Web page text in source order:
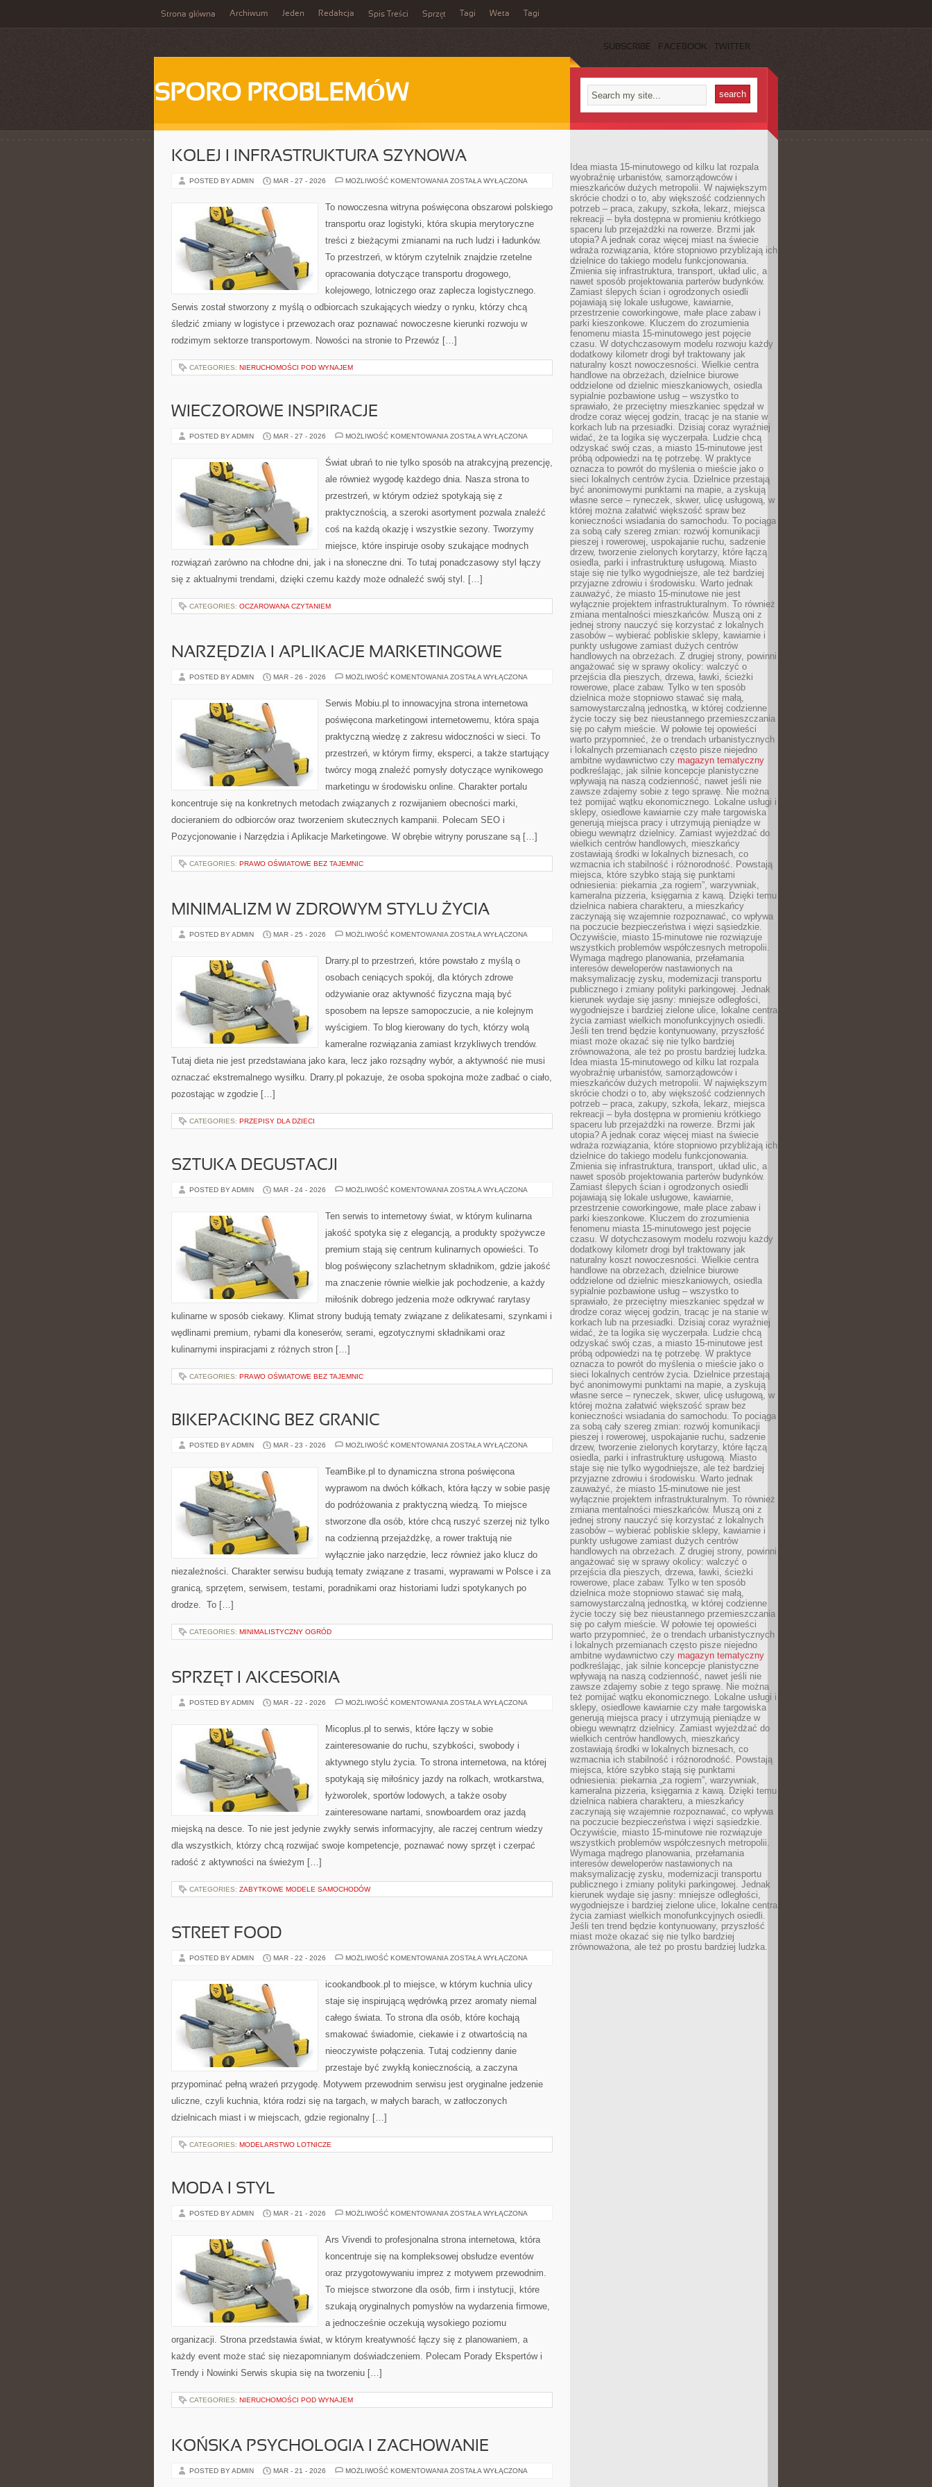
Strona główna Archiwum Jeden Redakcja Spis Treści Sprzęt Tagi Weta Tagi
SUBSCRIBE FACEBOOK TWITTER
SPORO PROBLEMÓW
KOLEJ I INFRASTRUKTURA SZYNOWA
POSTED BY ADMIN MAR - 27 - 2026 MOŻLIWOŚĆ KOMENTOWANIA KOLEJ
SZYNOWA
ZOSTAŁA WYŁĄCZONA
To nowoczesna witryna poświęcona obszarowi polskiego
transportu oraz logistyki, która skupia merytoryczne
treści z bieżącymi zmianami na ruch ludzi i ładunków.
To przestrzeń, w którym czytelnik znajdzie rzetelne
opracowania dotyczące transportu drogowego,
kolejowego, lotniczego oraz zaplecza logistycznego.
Serwis został stworzony z myślą o odbiorcach szukających wiedzy o rynku, którzy chcą
śledzić zmiany w logistyce i przewozach oraz poznawać nowoczesne kierunki rozwoju w
rodzimym sektorze transportowym. Nowości na stronie to Przewóz […]
CATEGORIES: NIERUCHOMOŚCI POD WYNAJEM
WIECZOROWE INSPIRACJE
POSTED BY ADMIN MAR - 27 - 2026 MOŻLIWOŚĆ KOMENTOWANIA WIECZOROWE
ZOSTAŁA WYŁĄCZONA
Świat ubrań to nie tylko sposób na atrakcyjną prezencję,
ale również wygodę każdego dnia. Nasza strona to
przestrzeń, w którym odzież spotykają się z
praktycznością, a szeroki asortyment pozwala znaleźć
coś na każdą okazję i wszystkie sezony. Tworzymy
miejsce, które inspiruje osoby szukające modnych
rozwiązań zarówno na chłodne dni, jak i na słoneczne dni. To tutaj ponadczasowy styl łączy
się z aktualnymi trendami, dzięki czemu każdy może odnaleźć swój styl. […]
CATEGORIES: OCZAROWANA CZYTANIEM
NARZĘDZIA I APLIKACJE MARKETINGOWE
POSTED BY ADMIN MAR - 26 - 2026 MOŻLIWOŚĆ KOMENTOWANIA NARZĘDZIA
MARKETINGOWE
ZOSTAŁA WYŁĄCZONA
Serwis Mobiu.pl to innowacyjna strona internetowa
poświęcona marketingowi internetowemu, która spaja
praktyczną wiedzę z zakresu widoczności w sieci. To
przestrzeń, w którym firmy, eksperci, a także startujący
twórcy mogą znaleźć pomysły dotyczące wynikowego
marketingu w środowisku online. Charakter portalu
koncentruje się na konkretnych metodach związanych z rozwijaniem obecności marki,
docieraniem do odbiorców oraz tworzeniem skutecznych kampanii. Polecam SEO i
Pozycjonowanie i Narzędzia i Aplikacje Marketingowe. W obrębie witryny poruszane są […]
CATEGORIES: PRAWO OŚWIATOWE BEZ TAJEMNIC
MINIMALIZM W ZDROWYM STYLU ŻYCIA
POSTED BY ADMIN MAR - 25 - 2026 MOŻLIWOŚĆ KOMENTOWANIA MINIMALIZM
STYLU
ŻYCIA
ZOSTAŁA WYŁĄCZONA
Drarry.pl to przestrzeń, które powstało z myślą o
osobach ceniących spokój, dla których zdrowe
odżywianie oraz aktywność fizyczna mają być
sposobem na lepsze samopoczucie, a nie kolejnym
wyścigiem. To blog kierowany do tych, którzy wolą
kameralne rozwiązania zamiast krzykliwych trendów.
Tutaj dieta nie jest przedstawiana jako kara, lecz jako rozsądny wybór, a aktywność nie musi
oznaczać ekstremalnego wysiłku. Drarry.pl pokazuje, że osoba spokojna może zadbać o ciało,
pozostając w zgodzie […]
CATEGORIES: PRZEPISY DLA DZIECI
SZTUKA DEGUSTACJI
POSTED BY ADMIN MAR - 24 - 2026 MOŻLIWOŚĆ KOMENTOWANIA SZTUKA
ZOSTAŁA WYŁĄCZONA
Ten serwis to internetowy świat, w którym kulinarna
jakość spotyka się z elegancją, a produkty spożywcze
premium stają się centrum kulinarnych opowieści. To
blog poświęcony szlachetnym składnikom, gdzie jakość
ma znaczenie równie wielkie jak pochodzenie, a każdy
miłośnik dobrego jedzenia może odkrywać rarytasy
kulinarne w sposób ciekawy. Klimat strony budują tematy związane z delikatesami, szynkami i
wędlinami premium, rybami dla koneserów, serami, egzotycznymi składnikami oraz
kulinarnymi inspiracjami z różnych stron […]
CATEGORIES: PRAWO OŚWIATOWE BEZ TAJEMNIC
BIKEPACKING BEZ GRANIC
POSTED BY ADMIN MAR - 23 - 2026 MOŻLIWOŚĆ KOMENTOWANIA BIKEPACKING
ZOSTAŁA WYŁĄCZONA
TeamBike.pl to dynamiczna strona poświęcona
wyprawom na dwóch kółkach, która łączy w sobie pasję
do podróżowania z praktyczną wiedzą. To miejsce
stworzone dla osób, które chcą ruszyć szerzej niż tylko
na codzienną przejażdżkę, a rower traktują nie
wyłącznie jako narzędzie, lecz również jako klucz do
niezależności. Charakter serwisu budują tematy związane z trasami, wyprawami w Polsce i za
granicą, sprzętem, serwisem, testami, poradnikami oraz historiami ludzi spotykanych po
drodze. To […]
CATEGORIES: MINIMALISTYCZNY OGRÓD
SPRZĘT I AKCESORIA
POSTED BY ADMIN MAR - 22 - 2026 MOŻLIWOŚĆ KOMENTOWANIA SPRZĘT
ZOSTAŁA WYŁĄCZONA
Micoplus.pl to serwis, które łączy w sobie
zainteresowanie do ruchu, szybkości, swobody i
aktywnego stylu życia. To strona internetowa, na której
spotykają się miłośnicy jazdy na rolkach, wrotkarstwa,
łyżworolek, sportów lodowych, a także osoby
zainteresowane nartami, snowboardem oraz jazdą
miejską na desce. To nie jest jedynie zwykły serwis informacyjny, ale raczej centrum wiedzy
dla wszystkich, którzy chcą rozwijać swoje kompetencje, poznawać nowy sprzęt i czerpać
radość z aktywności na świeżym […]
CATEGORIES: ZABYTKOWE MODELE SAMOCHODÓW
STREET FOOD
POSTED BY ADMIN MAR - 22 - 2026 MOŻLIWOŚĆ KOMENTOWANIA STREET
ZOSTAŁA WYŁĄCZONA
icookandbook.pl to miejsce, w którym kuchnia ulicy
staje się inspirującą wędrówką przez aromaty niemal
całego świata. To strona dla osób, które kochają
smakować świadomie, ciekawie i z otwartością na
nieoczywiste połączenia. Tutaj codzienny danie
przestaje być zwykłą koniecznością, a zaczyna
przypominać pełną wrażeń przygodę. Motywem przewodnim serwisu jest oryginalne jedzenie
uliczne, czyli kuchnia, która rodzi się na targach, w małych barach, w zatłoczonych
dzielnicach miast i w miejscach, gdzie regionalny […]
CATEGORIES: MODELARSTWO LOTNICZE
MODA I STYL
POSTED BY ADMIN MAR - 21 - 2026 MOŻLIWOŚĆ KOMENTOWANIA MODA
ZOSTAŁA WYŁĄCZONA
Ars Vivendi to profesjonalna strona internetowa, która
koncentruje się na kompleksowej obsłudze eventów
oraz przygotowywaniu imprez z motywem przewodnim.
To miejsce stworzone dla osób, firm i instytucji, które
szukają oryginalnych pomysłów na wydarzenia firmowe,
a jednocześnie oczekują wysokiego poziomu
organizacji. Strona przedstawia świat, w którym kreatywność łączy się z planowaniem, a
każdy event może stać się niezapomnianym doświadczeniem. Polecam Porady Ekspertów i
Trendy i Nowinki Serwis skupia się na tworzeniu […]
CATEGORIES: NIERUCHOMOŚCI POD WYNAJEM
KOŃSKA PSYCHOLOGIA I ZACHOWANIE
POSTED BY ADMIN MAR - 21 - 2026 MOŻLIWOŚĆ KOMENTOWANIA KOŃSKA
ZOSTAŁA WYŁĄCZONA
Idea miasta 15-minutowego od kilku lat rozpala
wyobraźnię urbanistów, samorządowców i
mieszkańców dużych metropolii. W największym
skrócie chodzi o to, aby większość codziennych
potrzeb – praca, zakupy, szkoła, lekarz, miejsca
rekreacji – była dostępna w promieniu krótkiego
spaceru lub przejażdżki na rowerze. Brzmi jak
utopia? A jednak coraz więcej miast na świecie
wdraża rozwiązania, które stopniowo przybliżają ich
dzielnice do takiego modelu funkcjonowania.
Zmienia się infrastruktura, transport, układ ulic, a
nawet sposób projektowania parterów budynków.
Zamiast ślepych ścian i ogrodzonych osiedli
pojawiają się lokale usługowe, kawiarnie,
przestrzenie coworkingowe, małe place zabaw i
parki kieszonkowe. Kluczem do zrozumienia
fenomenu miasta 15-minutowego jest pojęcie
czasu. W dotychczasowym modelu rozwoju każdy
dodatkowy kilometr drogi był traktowany jak
naturalny koszt nowoczesności. Wielkie centra
handlowe na obrzeżach, dzielnice biurowe
oddzielone od dzielnic mieszkaniowych, osiedla
sypialnie pozbawione usług – wszystko to
sprawiało, że przeciętny mieszkaniec spędzał w
drodze coraz więcej godzin, tracąc je na stanie w
korkach lub na przesiadki. Dzisiaj coraz wyraźniej
widać, że ta logika się wyczerpała. Ludzie chcą
odzyskać swój czas, a miasto 15-minutowe jest
próbą odpowiedzi na tę potrzebę. W praktyce
oznacza to powrót do myślenia o mieście jako o
sieci lokalnych centrów życia. Dzielnice przestają
być anonimowymi punktami na mapie, a zyskują
własne serce – ryneczek, skwer, ulicę usługową, w
której można załatwić większość spraw bez
konieczności wsiadania do samochodu. To pociąga
za sobą cały szereg zmian: rozwój komunikacji
pieszej i rowerowej, uspokajanie ruchu, sadzenie
drzew, tworzenie zielonych korytarzy, które łączą
osiedla, parki i infrastrukturę usługową. Miasto
staje się nie tylko wygodniejsze, ale też bardziej
przyjazne zdrowiu i środowisku. Warto jednak
zauważyć, że miasto 15-minutowe nie jest
wyłącznie projektem infrastrukturalnym. To również
zmiana mentalności mieszkańców. Muszą oni z
jednej strony nauczyć się korzystać z lokalnych
zasobów – wybierać pobliskie sklepy, kawiarnie i
punkty usługowe zamiast dużych centrów
handlowych na obrzeżach. Z drugiej strony, powinni
angażować się w sprawy okolicy: walczyć o
przejścia dla pieszych, drzewa, ławki, ścieżki
rowerowe, place zabaw. Tylko w ten sposób
dzielnica może stopniowo stawać się małą,
samowystarczalną jednostką, w której codzienne
życie toczy się bez nieustannego przemieszczania
się po całym mieście. W połowie tej opowieści
warto przypomnieć, że o trendach urbanistycznych
i lokalnych przemianach często pisze niejedno
ambitne wydawnictwo czy magazyn tematyczny
podkreślając, jak silnie koncepcje planistyczne
wpływają na naszą codzienność, nawet jeśli nie
zawsze zdajemy sobie z tego sprawę. Nie można
też pomijać wątku ekonomicznego. Lokalne usługi i
sklepy, osiedlowe kawiarnie czy małe targowiska
generują miejsca pracy i utrzymują pieniądze w
obiegu wewnątrz dzielnicy. Zamiast wyjeżdżać do
wielkich centrów handlowych, mieszkańcy
zostawiają środki w lokalnych biznesach, co
wzmacnia ich stabilność i różnorodność. Powstają
miejsca, które szybko stają się punktami
odniesienia: piekarnia „za rogiem”, warzywniak,
kameralna pizzeria, księgarnia z kawą. Dzięki temu
dzielnica nabiera charakteru, a mieszkańcy
zaczynają się wzajemnie rozpoznawać, co wpływa
na poczucie bezpieczeństwa i więzi sąsiedzkie.
Oczywiście, miasto 15-minutowe nie rozwiązuje
wszystkich problemów współczesnych metropolii.
Wymaga mądrego planowania, przełamania
interesów deweloperów nastawionych na
maksymalizację zysku, modernizacji transportu
publicznego i zmiany polityki parkingowej. Jednak
kierunek wydaje się jasny: mniejsze odległości,
wygodniejsze i bardziej zielone ulice, lokalne centra
życia zamiast wielkich monofunkcyjnych osiedli.
Jeśli ten trend będzie kontynuowany, przyszłość
miast może okazać się nie tylko bardziej
zrównoważona, ale też po prostu bardziej ludzka.
Idea miasta 15-minutowego od kilku lat rozpala
wyobraźnię urbanistów, samorządowców i
mieszkańców dużych metropolii. W największym
skrócie chodzi o to, aby większość codziennych
potrzeb – praca, zakupy, szkoła, lekarz, miejsca
rekreacji – była dostępna w promieniu krótkiego
spaceru lub przejażdżki na rowerze. Brzmi jak
utopia? A jednak coraz więcej miast na świecie
wdraża rozwiązania, które stopniowo przybliżają ich
dzielnice do takiego modelu funkcjonowania.
Zmienia się infrastruktura, transport, układ ulic, a
nawet sposób projektowania parterów budynków.
Zamiast ślepych ścian i ogrodzonych osiedli
pojawiają się lokale usługowe, kawiarnie,
przestrzenie coworkingowe, małe place zabaw i
parki kieszonkowe. Kluczem do zrozumienia
fenomenu miasta 15-minutowego jest pojęcie
czasu. W dotychczasowym modelu rozwoju każdy
dodatkowy kilometr drogi był traktowany jak
naturalny koszt nowoczesności. Wielkie centra
handlowe na obrzeżach, dzielnice biurowe
oddzielone od dzielnic mieszkaniowych, osiedla
sypialnie pozbawione usług – wszystko to
sprawiało, że przeciętny mieszkaniec spędzał w
drodze coraz więcej godzin, tracąc je na stanie w
korkach lub na przesiadki. Dzisiaj coraz wyraźniej
widać, że ta logika się wyczerpała. Ludzie chcą
odzyskać swój czas, a miasto 15-minutowe jest
próbą odpowiedzi na tę potrzebę. W praktyce
oznacza to powrót do myślenia o mieście jako o
sieci lokalnych centrów życia. Dzielnice przestają
być anonimowymi punktami na mapie, a zyskują
własne serce – ryneczek, skwer, ulicę usługową, w
której można załatwić większość spraw bez
konieczności wsiadania do samochodu. To pociąga
za sobą cały szereg zmian: rozwój komunikacji
pieszej i rowerowej, uspokajanie ruchu, sadzenie
drzew, tworzenie zielonych korytarzy, które łączą
osiedla, parki i infrastrukturę usługową. Miasto
staje się nie tylko wygodniejsze, ale też bardziej
przyjazne zdrowiu i środowisku. Warto jednak
zauważyć, że miasto 15-minutowe nie jest
wyłącznie projektem infrastrukturalnym. To również
zmiana mentalności mieszkańców. Muszą oni z
jednej strony nauczyć się korzystać z lokalnych
zasobów – wybierać pobliskie sklepy, kawiarnie i
punkty usługowe zamiast dużych centrów
handlowych na obrzeżach. Z drugiej strony, powinni
angażować się w sprawy okolicy: walczyć o
przejścia dla pieszych, drzewa, ławki, ścieżki
rowerowe, place zabaw. Tylko w ten sposób
dzielnica może stopniowo stawać się małą,
samowystarczalną jednostką, w której codzienne
życie toczy się bez nieustannego przemieszczania
się po całym mieście. W połowie tej opowieści
warto przypomnieć, że o trendach urbanistycznych
i lokalnych przemianach często pisze niejedno
ambitne wydawnictwo czy magazyn tematyczny
podkreślając, jak silnie koncepcje planistyczne
wpływają na naszą codzienność, nawet jeśli nie
zawsze zdajemy sobie z tego sprawę. Nie można
też pomijać wątku ekonomicznego. Lokalne usługi i
sklepy, osiedlowe kawiarnie czy małe targowiska
generują miejsca pracy i utrzymują pieniądze w
obiegu wewnątrz dzielnicy. Zamiast wyjeżdżać do
wielkich centrów handlowych, mieszkańcy
zostawiają środki w lokalnych biznesach, co
wzmacnia ich stabilność i różnorodność. Powstają
miejsca, które szybko stają się punktami
odniesienia: piekarnia „za rogiem”, warzywniak,
kameralna pizzeria, księgarnia z kawą. Dzięki temu
dzielnica nabiera charakteru, a mieszkańcy
zaczynają się wzajemnie rozpoznawać, co wpływa
na poczucie bezpieczeństwa i więzi sąsiedzkie.
Oczywiście, miasto 15-minutowe nie rozwiązuje
wszystkich problemów współczesnych metropolii.
Wymaga mądrego planowania, przełamania
interesów deweloperów nastawionych na
maksymalizację zysku, modernizacji transportu
publicznego i zmiany polityki parkingowej. Jednak
kierunek wydaje się jasny: mniejsze odległości,
wygodniejsze i bardziej zielone ulice, lokalne centra
życia zamiast wielkich monofunkcyjnych osiedli.
Jeśli ten trend będzie kontynuowany, przyszłość
miast może okazać się nie tylko bardziej
zrównoważona, ale też po prostu bardziej ludzka.